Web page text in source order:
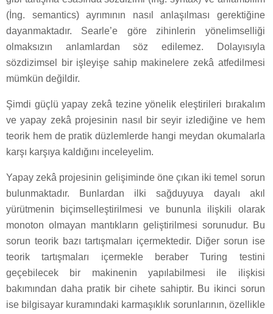
(İng. semantics) ayrımının nasıl anlaşılması gerektiğine
dayanmaktadır. Searle’e göre zihinlerin yönelimselliği
olmaksızın anlamlardan söz edilemez. Dolayısıyla
sözdizimsel bir işleyişe sahip makinelere zekâ atfedilmesi
mümkün değildir.
Şimdi güçlü yapay zekâ tezine yönelik eleştirileri bırakalım
ve yapay zekâ projesinin nasıl bir seyir izlediğine ve hem
teorik hem de pratik düzlemlerde hangi meydan okumalarla
karşı karşıya kaldığını inceleyelim.
Yapay zekâ projesinin gelişiminde öne çıkan iki temel sorun
bulunmaktadır. Bunlardan ilki sağduyuya dayalı akıl
yürütmenin biçimselleştirilmesi ve bununla ilişkili olarak
monoton olmayan mantıkların geliştirilmesi sorunudur. Bu
sorun teorik bazı tartışmaları içermektedir. Diğer sorun ise
teorik tartışmaları içermekle beraber Turing testini
geçebilecek bir makinenin yapılabilmesi ile ilişkisi
bakımından daha pratik bir cihete sahiptir. Bu ikinci sorun
ise bilgisayar kuramındaki karmaşıklık sorunlarının, özellikle